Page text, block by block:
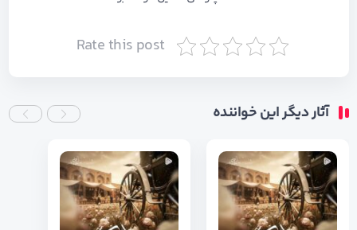
Rate this post
آثار دیگر این خواننده